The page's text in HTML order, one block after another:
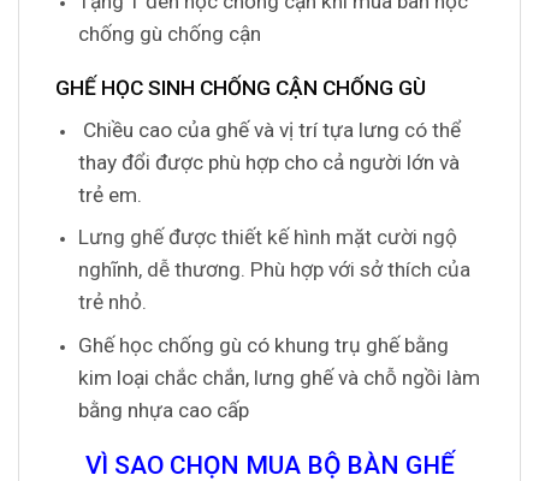
chống gù chống cận
GHẾ HỌC SINH CHỐNG CẬN CHỐNG GÙ
Chiều cao của ghế và vị trí tựa lưng có thể
thay đổi được phù hợp cho cả người lớn và
trẻ em.
Lưng ghế được thiết kế hình mặt cười ngộ
nghĩnh, dễ thương. Phù hợp với sở thích của
trẻ nhỏ.
Ghế học chống gù có khung trụ ghế bằng
kim loại chắc chắn, lưng ghế và chỗ ngồi làm
bằng nhựa cao cấp
VÌ SAO CHỌN MUA BỘ BÀN GHẾ